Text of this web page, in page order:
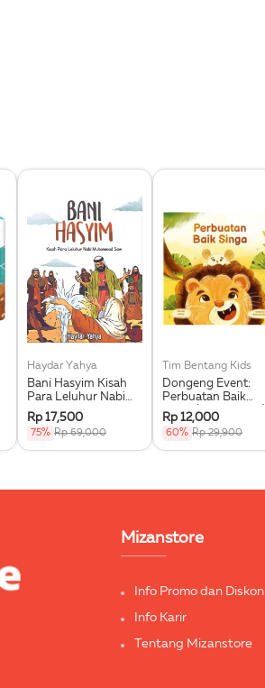
Haydar Yahya
Bani Hasyim Kisah
Para Leluhur Nabi
Muhammad Saw.
Rp 17,500
75% Rp 69,000
Tim Bentang Kids
Dongeng Event:
Perbuatan Baik
Singa (Buku Event)
Rp 12,000
60% Rp 29,900
Mizanstore
Info Promo dan Diskon
Info Karir
Tentang Mizanstore